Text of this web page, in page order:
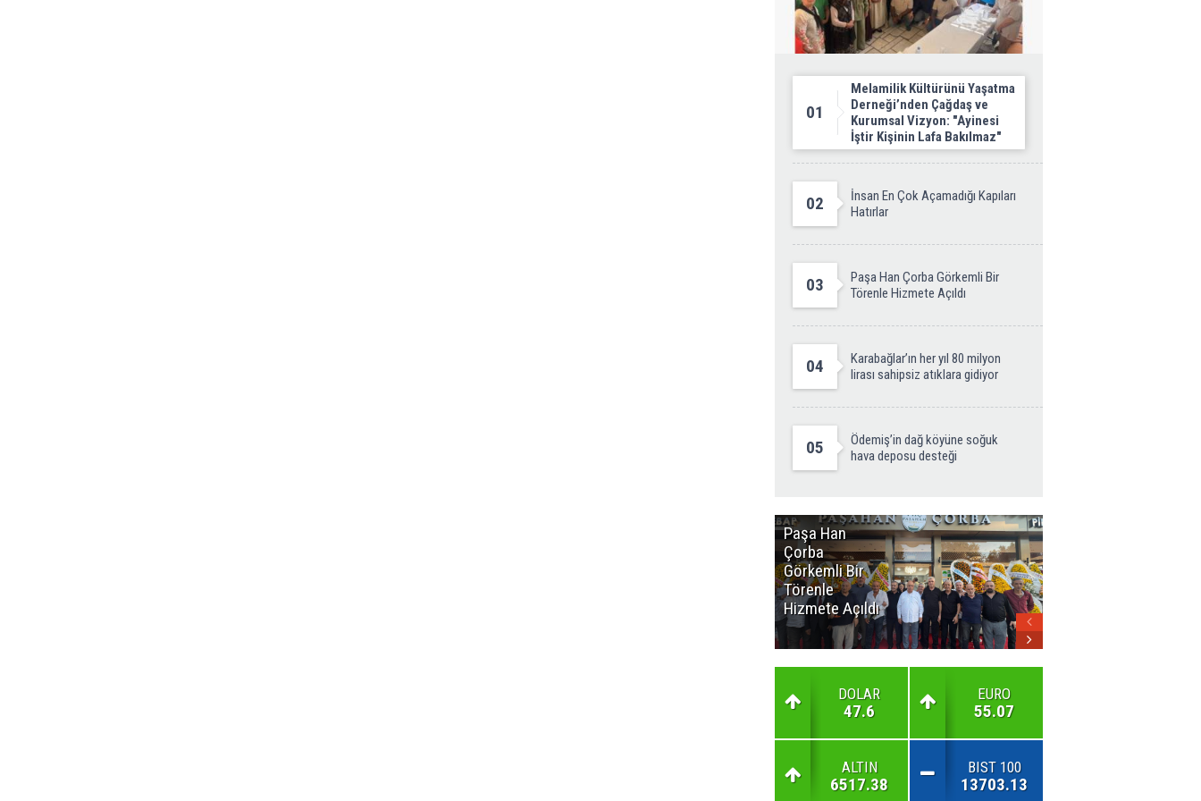
01
Melamilik Kültürünü Yaşatma
Derneği’nden Çağdaş ve
Kurumsal Vizyon: "Ayinesi
İştir Kişinin Lafa Bakılmaz"
02
İnsan En Çok Açamadığı Kapıları
Hatırlar
03
Paşa Han Çorba Görkemli Bir
Törenle Hizmete Açıldı
04
Karabağlar’ın her yıl 80 milyon
lirası sahipsiz atıklara gidiyor
05
Ödemiş’in dağ köyüne soğuk
hava deposu desteği
Paşa Han
Çorba
Görkemli Bir
Törenle
Hizmete Açıldı
DOLAR
47.6
EURO
55.07
ALTIN
6517.38
BIST 100
13703.13